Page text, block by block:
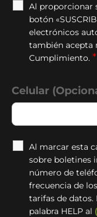
Al proporcionar
botón
electrónicos
también acepta
Cumplimiento. *
Celular
Al marcar esta
sobre boletines
número de
frecuencia de
tarifas de datos.
palabra HELP al